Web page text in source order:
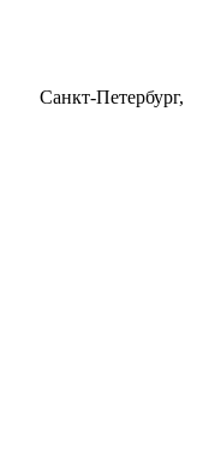
Санкт-Петербург,